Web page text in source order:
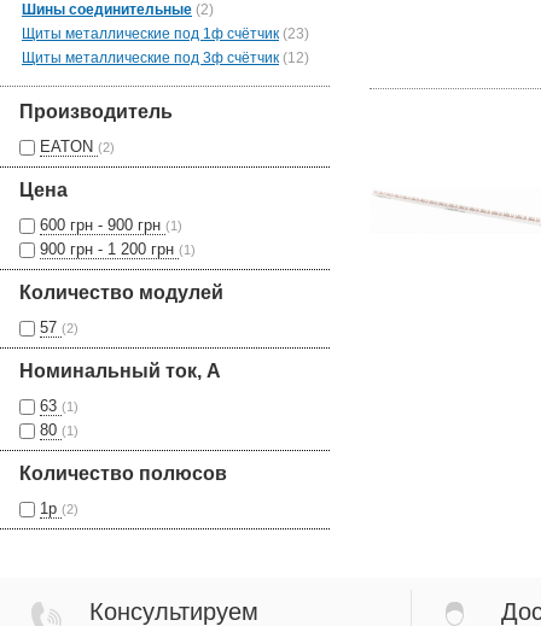
Шины соединительные (2)
Щиты металлические под 1ф счётчик (23)
Щиты металлические под 3ф счётчик (12)
Производитель
EATON (2)
Цена
600 грн - 900 грн (1)
900 грн - 1 200 грн (1)
Количество модулей
57 (2)
Номинальный ток, А
63 (1)
80 (1)
Количество полюсов
1p (2)
Консультируем